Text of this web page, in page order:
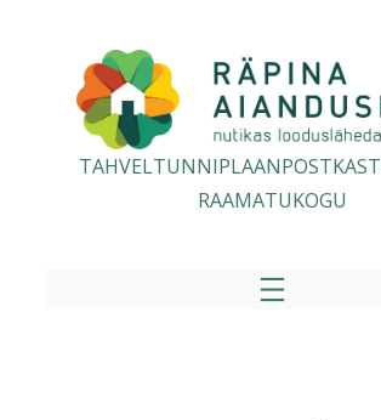
TAHVELTUNNIPLAANPOSTKAST
RAAMATUKOGU